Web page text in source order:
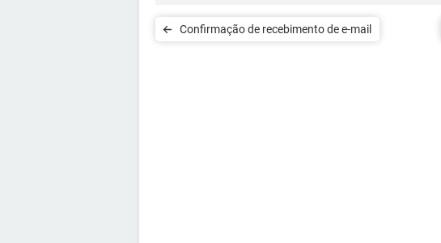
Confirmação de recebimento de e-mail